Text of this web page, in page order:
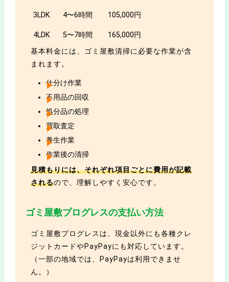
3LDK 4〜6時間 105,000円
4LDK 5〜7時間 165,000円
基本料金には、ゴミ屋敷清掃に必要な作業が含
まれます。
仕分け作業
不用品の回収
処分品の処理
買取査定
養生作業
作業後の清掃
見積もりには、それぞれ項目ごとに費用が記載
されるので、理解しやすく安心です。
ゴミ屋敷プログレスの支払い方法
ゴミ屋敷プログレスは、現金以外にも各種クレ
ジットカードやPayPayにも対応しています。
（一部の地域では、PayPayは利用できませ
ん。）